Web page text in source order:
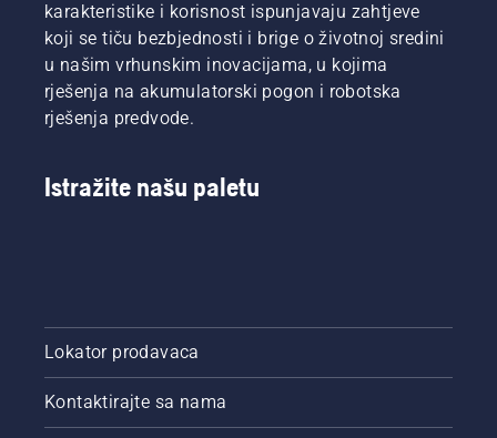
karakteristike i korisnost ispunjavaju zahtjeve
koji se tiču bezbjednosti i brige o životnoj sredini
u našim vrhunskim inovacijama, u kojima
rješenja na akumulatorski pogon i robotska
rješenja predvode.
Istražite našu paletu
Lokator prodavaca
Kontaktirajte sa nama